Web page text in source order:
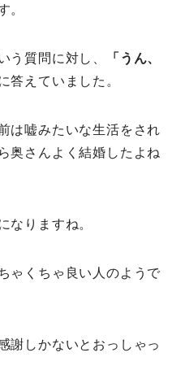
。
う質問に対し、
「うん、
答えていました。
は嘘みたいな生活をされ
奥さんよく結婚したよね
なりますね。
ゃくちゃ良い人のようで
謝しかないとおっしゃっ